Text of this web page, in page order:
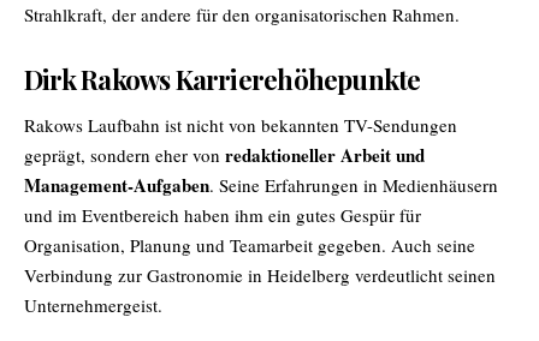
Strahlkraft, der andere für den organisatorischen Rahmen.
Dirk Rakows Karrierehöhepunkte
Rakows Laufbahn ist nicht von bekannten TV-Sendungen
geprägt, sondern eher von redaktioneller Arbeit und
Management-Aufgaben. Seine Erfahrungen in Medienhäusern
und im Eventbereich haben ihm ein gutes Gespür für
Organisation, Planung und Teamarbeit gegeben. Auch seine
Verbindung zur Gastronomie in Heidelberg verdeutlicht seinen
Unternehmergeist.